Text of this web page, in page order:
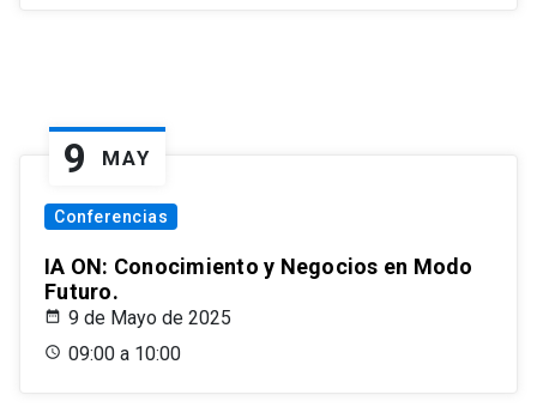
9 MAY
Conferencias
IA ON: Conocimiento y Negocios en Modo
Futuro.
9 de Mayo de 2025
09:00 a 10:00